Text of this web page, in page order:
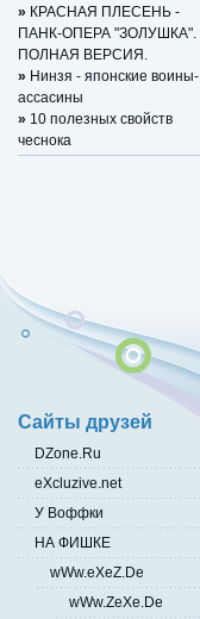
» КРАСНАЯ ПЛЕСЕНЬ -
ПАНК-ОПЕРА "ЗОЛУШКА".
ПОЛНАЯ ВЕРСИЯ.
» Нинзя - японские воины-
ассасины
» 10 полезных свойств
чеснока
Сайты друзей
DZone.Ru
eXcluzive.net
У Воффки
НА ФИШКЕ
wWw.eXeZ.De
wWw.ZeXe.De